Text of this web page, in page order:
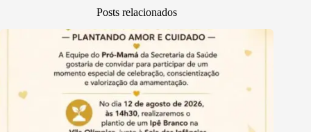
Posts relacionados